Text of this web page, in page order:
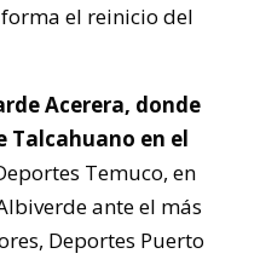
el reinicio del
Acerera, donde
Talcahuano en el
Temuco, en
ante el más
Deportes Puerto